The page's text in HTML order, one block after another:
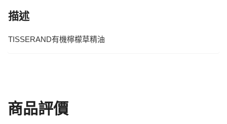
描述
TISSERAND有機檸檬草精油
商品評價